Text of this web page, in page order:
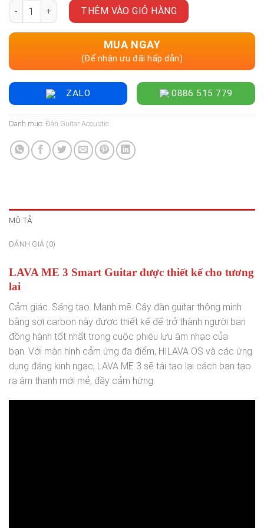
Đàn Guitar Acoustic LAVA ME 3 Size 38", Golden Hour số
THÊM VÀO GIỎ HÀNG
MUA NGAY
(Để nhận ưu đãi hấp dẫn)
ZALO 0886 515 779
Danh mục: Đàn Guitar Acoustic
MÔ TẢ
ĐÁNH GIÁ (0)
LAVA ME 3 Smart Guitar được thiết kế cho tương
lai
Cảm giác. Sáng tạo. Mạnh mẽ. Cây đàn guitar thông minh
bằng sợi carbon này được thiết kế để trở thành người bạn
đồng hành tốt nhất trong cuộc phiêu lưu âm nhạc của
bạn. Với màn hình cảm ứng đa điểm, HILAVA OS và các ứng
dụng đáng kinh ngạc, LAVA ME 3 sẽ tái tạo lại cách bạn tạo
ra âm thanh mới mẻ, đầy cảm hứng.